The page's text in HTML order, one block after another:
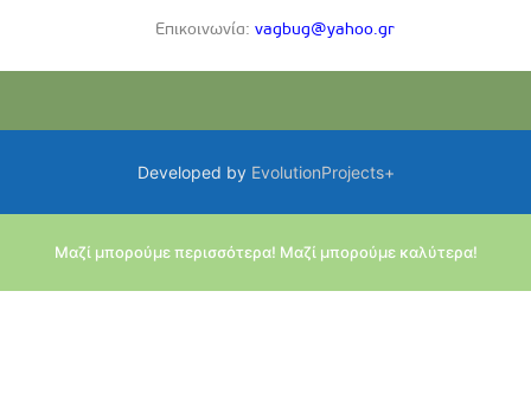
Eπικοινωνία: vagbug@yahoo.gr
Developed by EvolutionProjects+
Μαζί μπορούμε περισσότερα! Μαζί μπορούμε καλύτερα!